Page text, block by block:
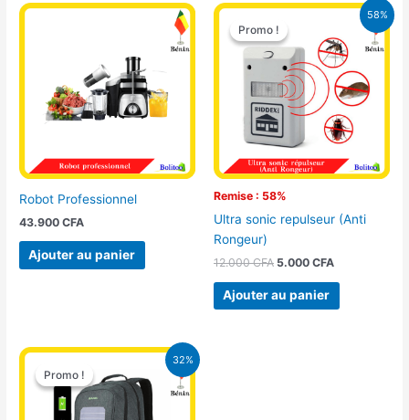
Robot Professionnel
43.900CFA
Ajouter au panier
58%
Promo !
Remise : 58%
Promo !
Ultra sonic repulseur (Anti
Rongeur)
12.000CFA
Le
prix
initial
était :
12.000 CFA.
5.000 CFA
Le
actuel
est :
5.000 CFA.
Ajouter au panier
32%
Promo !
Promo !
Le
prix
initial
était :
32.500 CFA.
Le
prix
actuel
est :